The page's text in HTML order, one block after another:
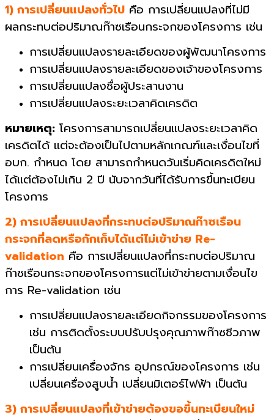
1) การเปลี่ยนแปลงทั่วไป คือ การเปลี่ยนแปลงที่ไม่มี
ผลกระทบต่อปริมาณก๊าซเรือนกระจกของโครงการ เช่น
การเปลี่ยนแปลงรายละเอียดของผู้พัฒนาโครงการ
การเปลี่ยนแปลงรายละเอียดของเจ้าของโครงการ
การเปลี่ยนแปลงชื่อผู้ประสานงาน
การเปลี่ยนแปลงระยะเวลาคิดเครดิต
หมายเหตุ: โครงการสามารถเปลี่ยนแปลงระยะเวลาคิด
เครดิตได้ แต่จะต้องเป็นไปตามหลักเกณฑ์และเงื่อนไขที่
อบก. กำหนด โดย สามารถกำหนดวันเริ่มคิดเครดิตใหม่
ได้แต่ต้องไม่เกิน 2 ปี นับจากวันที่ได้รับการขึ้นทะเบียน
โครงการ
2) การเปลี่ยนแปลงที่กระทบต่อปริมาณก๊าซเรือน
กระจกที่ลดหรือกักเก็บได้แต่ไม่เข้าข่าย Re-
validation คือ การเปลี่ยนแปลงที่กระทบต่อปริมาณ
ก๊าซเรือนกระจกของโครงการแต่ไม่เข้าข่ายตามเงื่อนไข
การ Re-validation เช่น
การเปลี่ยนแปลงรายละเอียดกิจกรรมของโครงการ
เช่น การติดตั้งระบบปรับปรุงคุณภาพก๊าซชีวภาพ
เป็นต้น
การเปลี่ยนเครื่องจักร อุปกรณ์ของโครงการ เช่น
เปลี่ยนเครื่องสูบน้ำ เปลี่ยนมิเตอร์ไฟฟ้า เป็นต้น
3) การเปลี่ยนแปลงที่เข้าข่ายต้องขอขึ้นทะเบียนใหม่